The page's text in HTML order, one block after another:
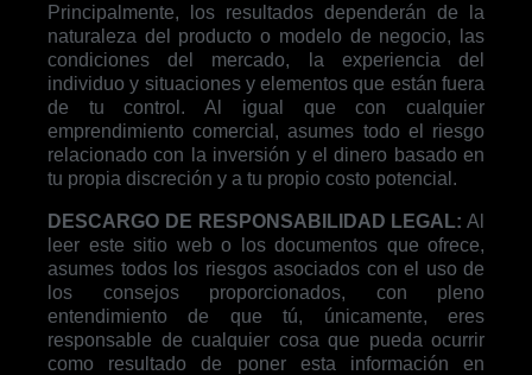
Principalmente, los resultados dependerán de la
naturaleza del producto o modelo de negocio, las
condiciones del mercado, la experiencia del
individuo y situaciones y elementos que están fuera
de tu control. Al igual que con cualquier
emprendimiento comercial, asumes todo el riesgo
relacionado con la inversión y el dinero basado en
tu propia discreción y a tu propio costo potencial.
DESCARGO DE RESPONSABILIDAD LEGAL: Al
leer este sitio web o los documentos que ofrece,
asumes todos los riesgos asociados con el uso de
los consejos proporcionados, con pleno
entendimiento de que tú, únicamente, eres
responsable de cualquier cosa que pueda ocurrir
como resultado de poner esta información en